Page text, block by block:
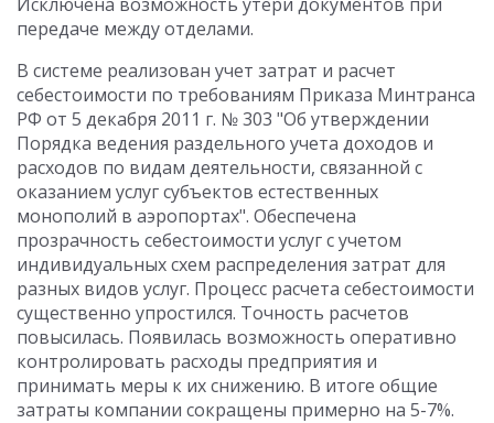
передаче между отделами.
В системе реализован учет затрат и расчет
себестоимости по требованиям Приказа Минтранса
РФ от 5 декабря 2011 г. № 303 "Об утверждении
Порядка ведения раздельного учета доходов и
расходов по видам деятельности, связанной с
оказанием услуг субъектов естественных
монополий в аэропортах". Обеспечена
прозрачность себестоимости услуг с учетом
индивидуальных схем распределения затрат для
разных видов услуг. Процесс расчета себестоимости
существенно упростился. Точность расчетов
повысилась. Появилась возможность оперативно
контролировать расходы предприятия и
принимать меры к их снижению. В итоге общие
затраты компании сокращены примерно на 5-7%.